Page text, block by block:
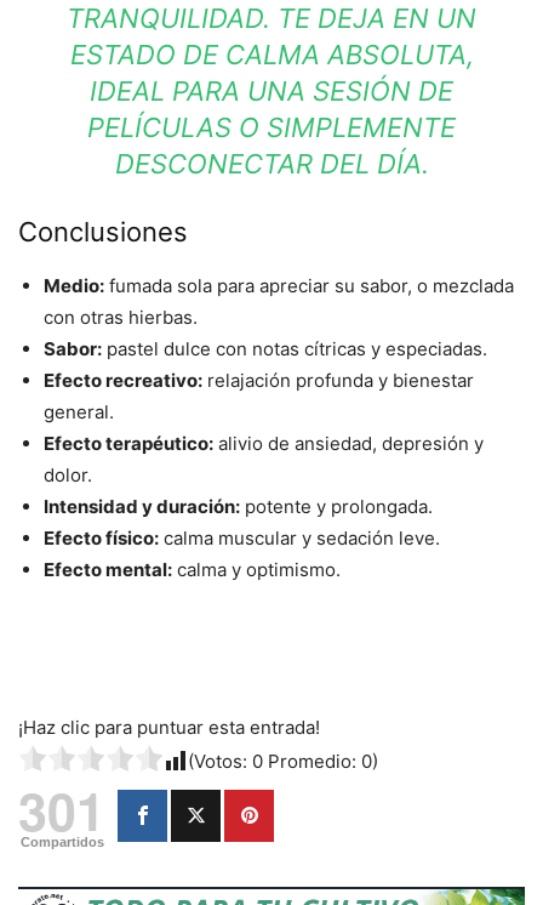
TRANQUILIDAD. TE DEJA EN UN
ESTADO DE CALMA ABSOLUTA,
IDEAL PARA UNA SESIÓN DE
PELÍCULAS O SIMPLEMENTE
DESCONECTAR DEL DÍA.
Conclusiones
Medio: fumada sola para apreciar su sabor, o mezclada
con otras hierbas.
Sabor: pastel dulce con notas cítricas y especiadas.
Efecto recreativo: relajación profunda y bienestar
general.
Efecto terapéutico: alivio de ansiedad, depresión y
dolor.
Intensidad y duración: potente y prolongada.
Efecto físico: calma muscular y sedación leve.
Efecto mental: calma y optimismo.
¡Haz clic para puntuar esta entrada!
(Votos: 0 Promedio: 0)
301
Compartidos